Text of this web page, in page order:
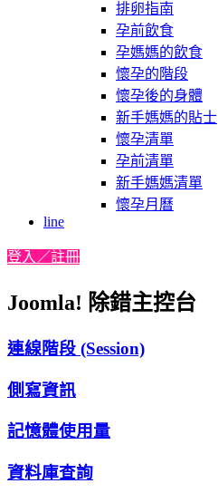
排卵指南
孕前飲食
孕媽媽的飲食
懷孕的階段
懷孕後的身體
新手媽媽的貼士
懷孕清單
孕前清單
新手媽媽清單
懷孕月曆
line
登入／註冊
Joomla! 除錯主控台
連線階段 (Session)
側寫資訊
記憶體使用量
資料庫查詢